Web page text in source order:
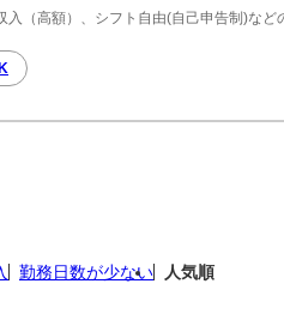
（高額）、シフト自由(自己申告制)など
勤務日数が少ない 人気順